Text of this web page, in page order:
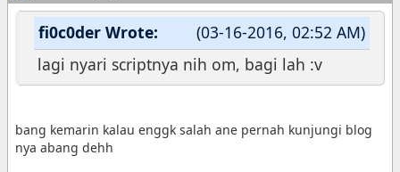
(03-16-2016, 02:52 AM)
fi0c0der Wrote:
lagi nyari scriptnya nih om, bagi lah :v
bang kemarin kalau enggk salah ane pernah kunjungi blog
nya abang dehh